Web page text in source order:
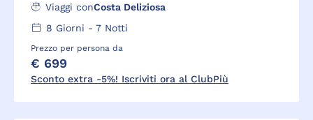
Viaggi conCosta Deliziosa
8 Giorni - 7Notti
Prezzo per persona da
€ 699
Sconto extra -5%! Iscriviti ora al ClubPiù